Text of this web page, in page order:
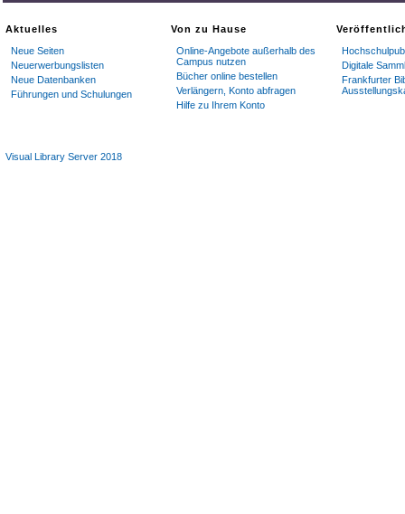
Aktuelles
Neue Seiten
Neuerwerbungslisten
Neue Datenbanken
Führungen und Schulungen
Von zu Hause
Online-Angebote außerhalb des
Campus nutzen
Bücher online bestellen
Verlängern, Konto abfragen
Hilfe zu Ihrem Konto
Digitale
Frankfurter
Visual Library Server 2018